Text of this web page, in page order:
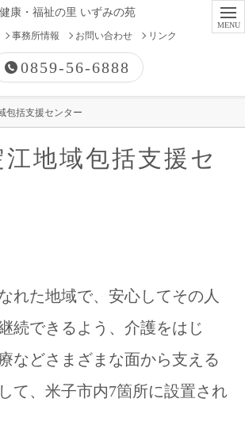
健康・福祉の里 いずみの苑
事務所情報 お問い合わせ リンク
0859-56-6888
貸住宅
所
包括支援センター
地域包括支援セ
れた地域で、安心してその人
続できるよう、介護をはじ
などさまざまな面から支える
て、米子市内7箇所に設置され